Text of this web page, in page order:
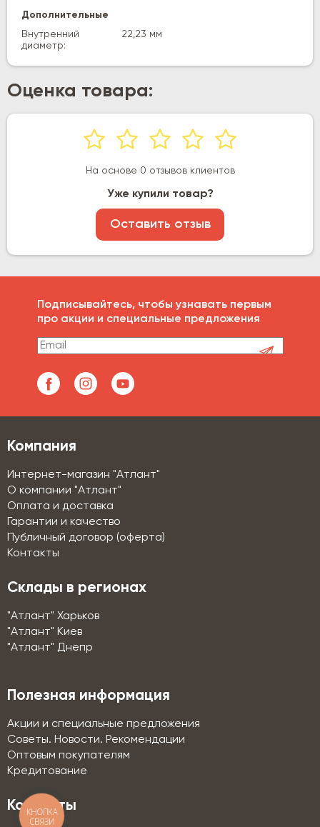
Дополнительные
Внутренний
диаметр:
22,23 мм
Оценка товара:
На основе 0 отзывов клиентов
Уже купили товар?
Оставить отзыв
Подписывайтесь, чтобы узнавать первым
про акции и специальные предложения
Компания
Интернет-магазин "Атлант"
О компании "Атлант"
Оплата и доставка
Гарантии и качество
Публичный договор (оферта)
Контакты
Склады в регионах
"Атлант" Харьков
"Атлант" Киев
"Атлант" Днепр
Полезная информация
Акции и специальные предложения
Советы. Новости. Рекомендации
Оптовым покупателям
Кредитование
Контакты
КНОПКА
СВЯЗИ